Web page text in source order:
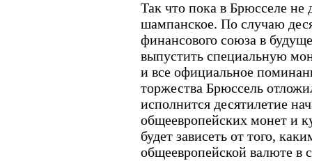
Так что пока в Брюсселе
шампанское. По случаю
финансового союза в
выпустить специальную
и все официальное
торжества Брюссель
исполнится десятилетие
общеевропейских монет и
будет зависеть от того,
общеевропейской валюте в